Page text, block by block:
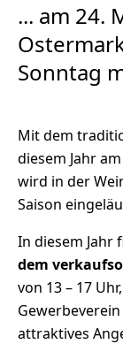
... am 24.
Sonntag
Mit dem
diesem Jahr am
wird in der
Saison
In diesem Jahr
dem
von 13 – 17
attraktives